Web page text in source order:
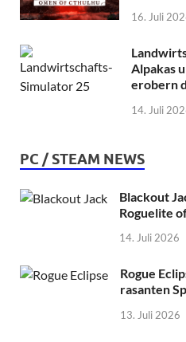
16. Juli
Alpakas
erobern
14. Juli
PC / STEAM NEWS
Blackout
Roguelite
14. Juli 2026
Rogue
rasanten
13. Juli 2026